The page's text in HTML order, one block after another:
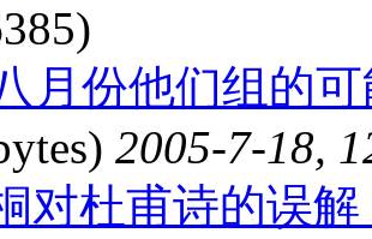
月份他们组的
2005-7-18,
对杜甫诗的误解